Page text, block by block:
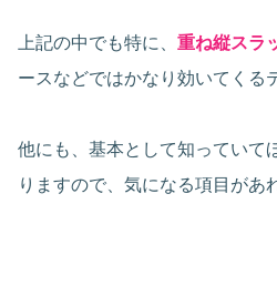
上記の中でも特に、 重ね縦スラ
ースなどではかなり効いてくる
他にも、基本として知っていて
りますので、気になる項目があ